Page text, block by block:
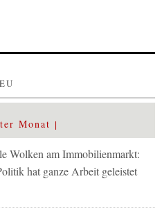
Monat
Wolken am Immobilienmarkt:
hat ganze Arbeit geleistet